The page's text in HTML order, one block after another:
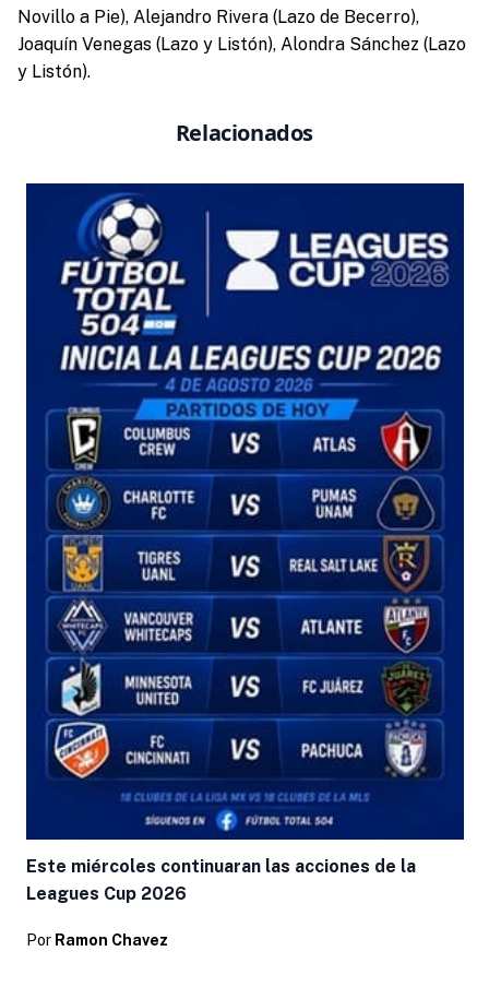
Novillo a Pie), Alejandro Rivera (Lazo de Becerro),
Joaquín Venegas (Lazo y Listón), Alondra Sánchez (Lazo
y Listón).
Relacionados
Este miércoles continuaran las acciones de la
Leagues Cup 2026
Por Ramon Chavez